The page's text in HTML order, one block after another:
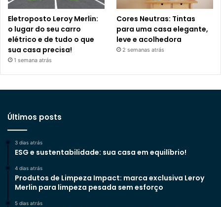
Eletroposto Leroy Merlin:
o lugar do seu carro
elétrico e de tudo o que
sua casa precisa!
1 semana atrás
Cores Neutras: Tintas
para uma casa elegante,
leve e acolhedora
2 semanas atrás
Últimos posts
3 dias atrás
ESG e sustentabilidade: sua casa em equilíbrio!
4 dias atrás
Produtos de Limpeza Impact: marca exclusiva Leroy
Merlin para limpeza pesada sem esforço
5 dias atrás